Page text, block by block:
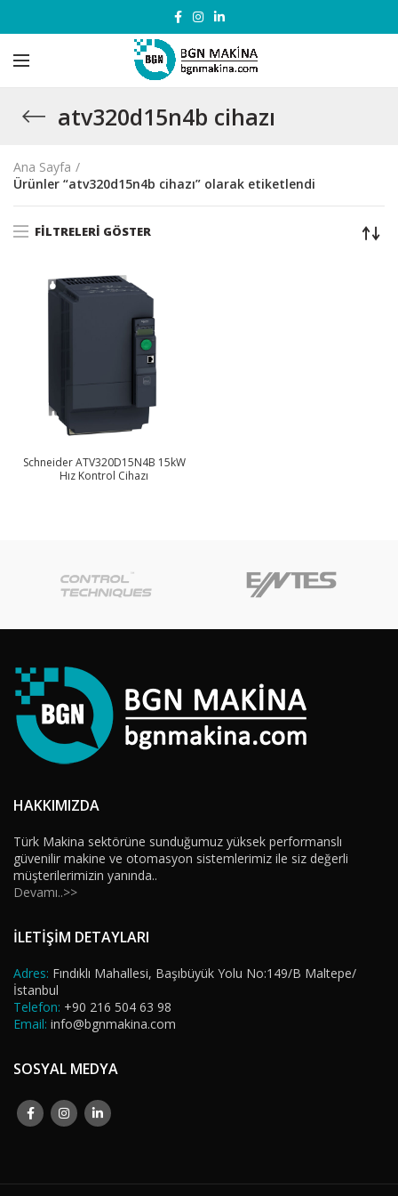
atv320d15n4b cihazı
Ana Sayfa
Ürünler “atv320d15n4b cihazı” olarak etiketlendi
FILTRELERI GÖSTER
Schneider ATV320D15N4B 15kW
Hız Kontrol Cihazı
HAKKIMIZDA
Türk Makina sektörüne sunduğumuz yüksek performanslı
güvenilir makine ve otomasyon sistemlerimiz ile siz değerli
müşterilerimizin yanında..
Devamı..>>
İLETİŞİM DETAYLARI
Adres: Fındıklı Mahallesi, Başıbüyük Yolu No:149/B Maltepe/
İstanbul
Telefon: +90 216 504 63 98
Email: info@bgnmakina.com
SOSYAL MEDYA